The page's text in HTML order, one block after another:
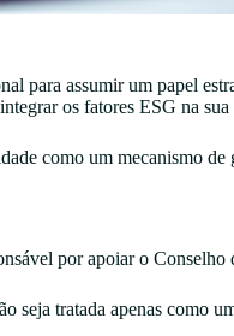
para assumir um papel
os fatores ESG na
como um mecanismo de
por apoiar o
seja tratada apenas como